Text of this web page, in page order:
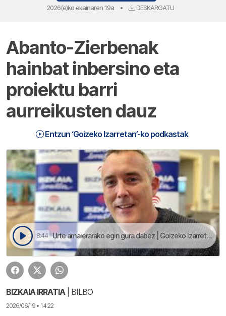
2026(e)ko ekainaren 19a • DESKARGATU
Abanto-Zierbenak
hainbat inbersino eta
proiektu barri
aurreikusten dauz
Entzun ‘Goizeko Izarretan’-ko podkastak
8:44 Urte amaierarako egin gura dabez | Goizeko Izarretan
BIZKAIA IRRATIA| BILBO
2026/06/19 • 14:22